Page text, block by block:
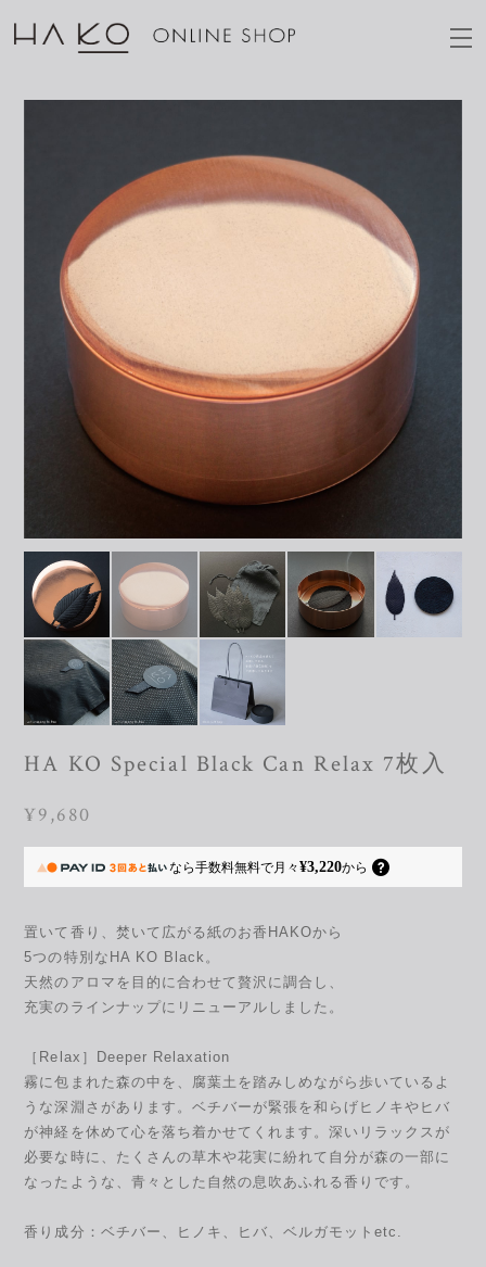
HA KO Special Black Can Relax 7枚入
¥9,680
なら手数料無料で月々¥3,220から
置いて香り、焚いて広がる紙のお香HAKOから
5つの特別なHA KO Black。
天然のアロマを目的に合わせて贅沢に調合し、
充実のラインナップにリニューアルしました。
［Relax］Deeper Relaxation
霧に包まれた森の中を、腐葉土を踏みしめながら歩いているよ
うな深淵さがあります。ベチバーが緊張を和らげヒノキやヒバ
が神経を休めて心を落ち着かせてくれます。深いリラックスが
必要な時に、たくさんの草木や花実に紛れて自分が森の一部に
なったような、青々とした自然の息吹あふれる香りです。
香り成分：ベチバー、ヒノキ、ヒバ、ベルガモットetc.